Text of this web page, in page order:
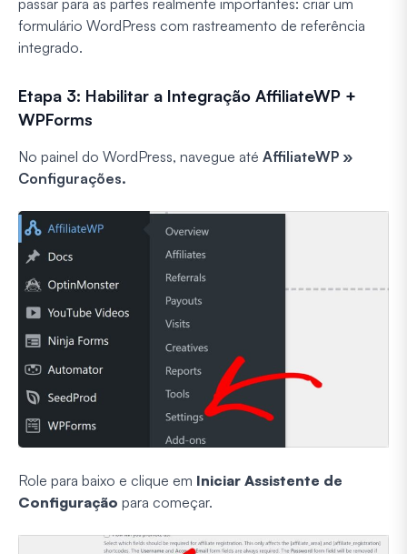
passar para as partes realmente importantes: criar um
formulário WordPress com rastreamento de referência
integrado.
Etapa 3: Habilitar a Integração AffiliateWP +
WPForms
No painel do WordPress, navegue até AffiliateWP »
Configurações.
Role para baixo e clique em Iniciar Assistente de
Configuração para começar.